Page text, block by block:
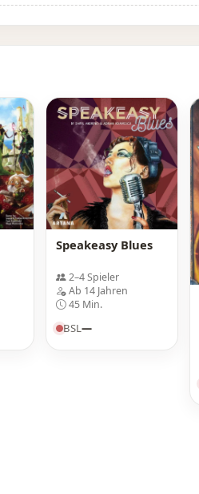
Speakeasy Blues
2–4 Spieler
Ab 14 Jahren
45 Min.
BSL—